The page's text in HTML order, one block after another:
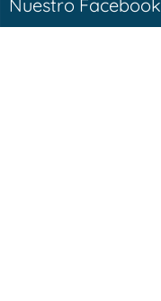
Nuestro Facebook